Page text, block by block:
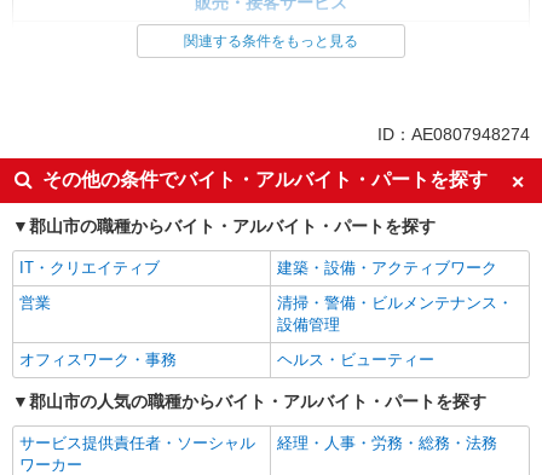
英語が活かせる
ボーナス・賞与あり
日払い
車通勤OK
交通費支給
社会保険あり
社員登用あり
関連する条件をもっと見る
ID：AE0807948274
その他の条件でバイト・アルバイト・パートを探す
郡山市の職種からバイト・アルバイト・パートを探す
IT・クリエイティブ
建築・設備・アクティブワーク
営業
清掃・警備・ビルメンテナンス・
設備管理
オフィスワーク・事務
ヘルス・ビューティー
郡山市の人気の職種からバイト・アルバイト・パートを探す
サービス提供責任者・ソーシャル
ワーカー
経理・人事・労務・総務・法務